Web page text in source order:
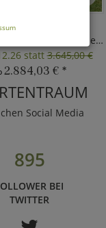
MONNAIE
Gartenplastik Rost oder glänzend
statt3.645,00 €
2.884,03 € *
Social Media
895
BEI
TWITTER